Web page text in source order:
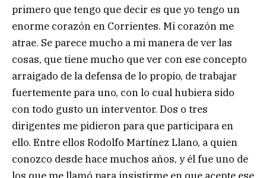
primero que tengo que decir es que yo tengo un
enorme corazón en Corrientes. Mi corazón me
atrae. Se parece mucho a mi manera de ver las
cosas, que tiene mucho que ver con ese concepto
arraigado de la defensa de lo propio, de trabajar
fuertemente para uno, con lo cual hubiera sido
con todo gusto un interventor. Dos o tres
dirigentes me pidieron para que participara en
ello. Entre ellos Rodolfo Martínez Llano, a quien
conozco desde hace muchos años, y él fue uno de